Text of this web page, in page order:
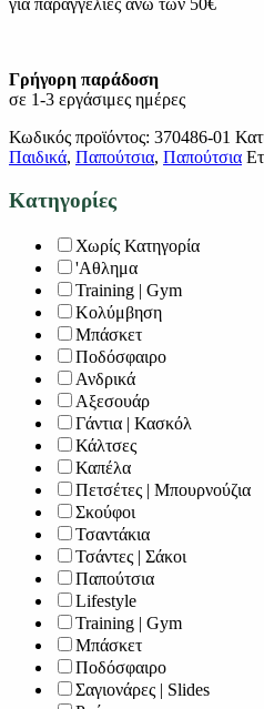
για παραγγελίες άνω των 50€
Γρήγορη παράδοση
σε 1-3 εργάσιμες ημέρες
Κωδικός προϊόντος: 370486-01
Παιδικά, Παπούτσια, Παπούτσια
Κατηγορίες
Χωρίς Κατηγορία
'Αθλημα
Training | Gym
Κολύμβηση
Μπάσκετ
Ποδόσφαιρο
Ανδρικά
Αξεσουάρ
Γάντια | Κασκόλ
Κάλτσες
Καπέλα
Πετσέτες | Μπουρνούζια
Σκούφοι
Τσαντάκια
Τσάντες | Σάκοι
Παπούτσια
Lifestyle
Training | Gym
Μπάσκετ
Ποδόσφαιρο
Σαγιονάρες | Slides